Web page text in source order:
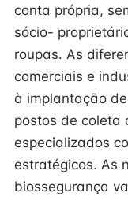
conta própria,
sócio-
roupas. As
comerciais e
à implantação
postos de coleta
especializados
estratégicos. As
biossegurança